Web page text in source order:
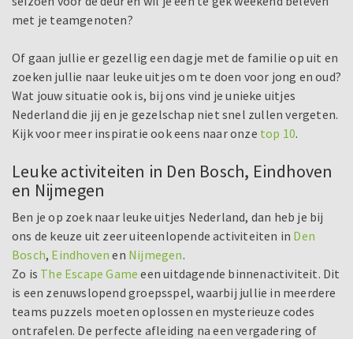
met je teamgenoten?
Of gaan jullie er gezellig een dagje met de familie op uit en
zoeken jullie naar leuke uitjes om te doen voor jong en oud?
Wat jouw situatie ook is, bij ons vind je unieke uitjes
Nederland die jij en je gezelschap niet snel zullen vergeten.
Kijk voor meer inspiratie ook eens naar onze top 10.
Leuke activiteiten in Den Bosch, Eindhoven
en Nijmegen
Ben je op zoek naar leuke uitjes Nederland, dan heb je bij
ons de keuze uit zeer uiteenlopende activiteiten in Den
Bosch, Eindhoven en Nijmegen.
Zo is The Escape Game een uitdagende binnenactiviteit. Dit
is een zenuwslopend groepsspel, waarbij jullie in meerdere
teams puzzels moeten oplossen en mysterieuze codes
ontrafelen. De perfecte afleiding na een vergadering of